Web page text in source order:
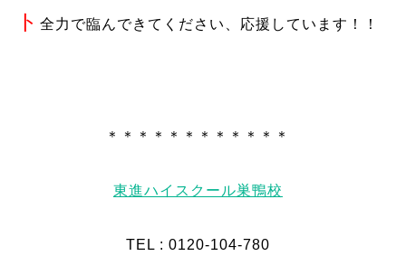
ト全力で臨んできてください、応援しています！！
＊＊＊＊＊＊＊＊＊＊＊＊
東進ハイスクール巣鴨校
TEL : 0120-104-780